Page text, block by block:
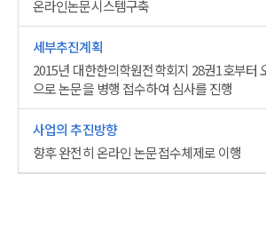
온라인논문시스템구축
2015년 대한한의학원전학회지 28권1호부터
으로 논문을 병행 접수하여 심사를 진행
향후 완전히 온라인 논문접수체제로 이행